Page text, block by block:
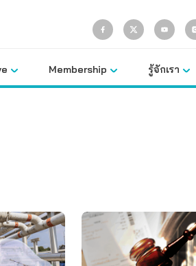
Membership รู้จักเรา